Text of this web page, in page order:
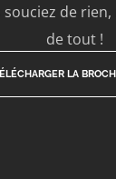
de
de tout !
LA